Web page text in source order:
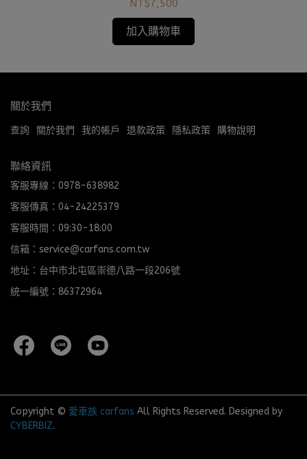
NT$7,500
加入購物車
關於我們
查詢 關於我們 我的帳戶 退款政策 隱私政策 購物說明
聯絡資訊
客服專線：0978-638982
客服傳真：04-24225379
客服時間：09:30-18:00
信箱：service@carfans.com.tw
地址：台中市北屯區崇德八路一段206號
統一編號：86372964
Copyright © 愛車族 carfans All Rights Reserved. Designed by
CYBERBIZ.